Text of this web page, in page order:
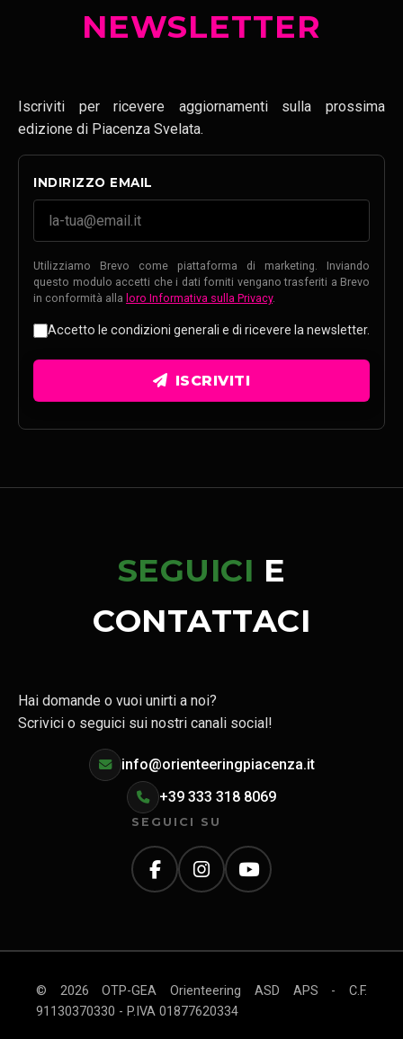
NEWSLETTER
Iscriviti per ricevere aggiornamenti sulla prossima
edizione di Piacenza Svelata.
INDIRIZZO EMAIL
Utilizziamo Brevo come piattaforma di marketing. Inviando
questo modulo accetti che i dati forniti vengano trasferiti a Brevo
in conformità alla loro Informativa sulla Privacy.
Accetto le condizioni generali e di ricevere la newsletter.
ISCRIVITI
SEGUICI E
CONTATTACI
Hai domande o vuoi unirti a noi?
Scrivici o seguici sui nostri canali social!
info@orienteeringpiacenza.it
+39 333 318 8069
SEGUICI SU
© 2026 OTP-GEA Orienteering ASD APS - C.F.
91130370330 - P.IVA 01877620334